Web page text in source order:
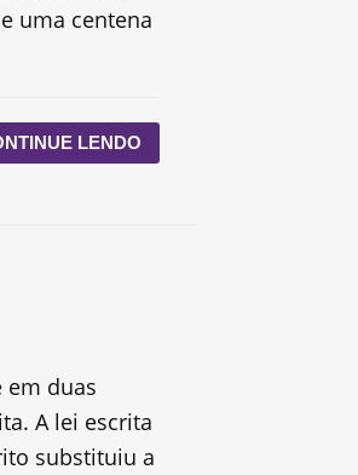
uma centena
LENDO
em duas
A lei escrita
substituiu a